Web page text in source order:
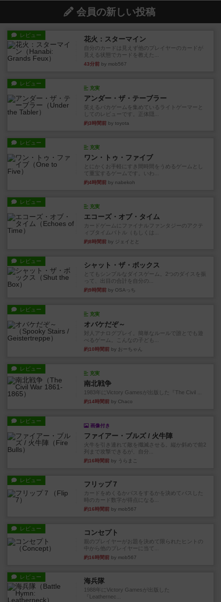
会員の新しい投稿
レビュー 花火：スターマイン
自分のカードは見えず他のプレイヤーのカードが
見える状態でカードを教えた...
43分前 by mob567
レビュー
充実
アンダー・ザ・テーブラー
笑えるバカゲームを集めているライトゲーマーと
してのレビューです。正体隠...
約3時間前 by toyota
レビュー
充実
ワン・トゥ・ファイブ
とにかくお手軽にすき間時間をうめるゲームとし
て重宝するゲームです。いわ...
約4時間前 by nabekoh
レビュー
充実
エコーズ・オブ・タイム
カードゲームにファイナルファンタジーのアクテ
ィブタイムバトル（もしくは...
約8時間前 by ジェイとと
レビュー シャット・ザ・ボックス
とてもシンプルなダイスゲーム。2つのダイスを振
って、出目の合計を自分の...
約9時間前 by OSAっち
レビュー
充実
オバケだぞ～
対人アナログプレイ。簡単なルールで誰とでも遊
べるゲーム。こんなの子ども...
約10時間前 by おーちゃん
レビュー
充実
南北戦争
1983年にVictory Gamesが出版した『The Civil ...
約14時間前 by Chaco
レビュー
画像付き
ファイアー・ブルズ / 火牛陣
火牛を引き連れて敵を殲滅させる。縦か斜めで前2
列まで攻撃できるが、自分...
約16時間前 by うらまこ
レビュー フリップ７
カードをめくるかパスをするかを決めてパスした
時のカード数字が得点になる...
約16時間前 by mob567
レビュー コンセプト
親のプレイヤーがお題を決めて限られたヒントの
中から他のプレイヤーに当て...
約16時間前 by mob567
レビュー 海兵隊
1988年にVictory Gamesが出版した
『Leathernec...